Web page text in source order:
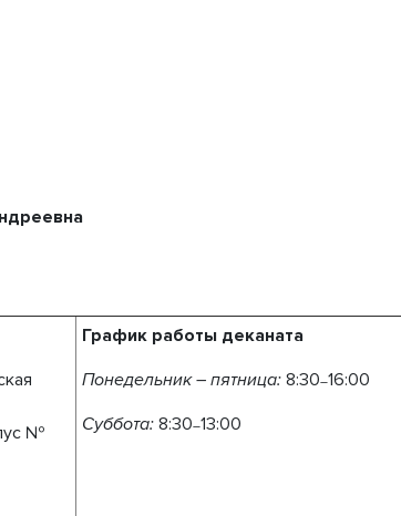
№
График работы деканата
Понедельник – пятница: 8:30–16:00
Суббота: 8:30–13:00